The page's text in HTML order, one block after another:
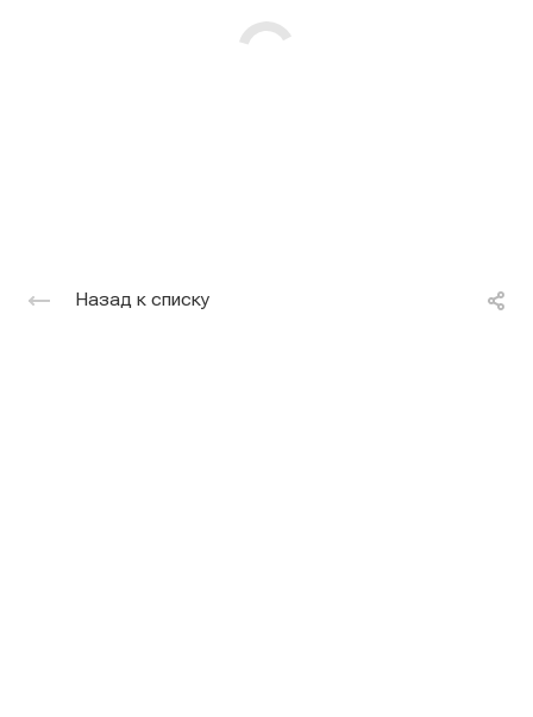
Назад к списку